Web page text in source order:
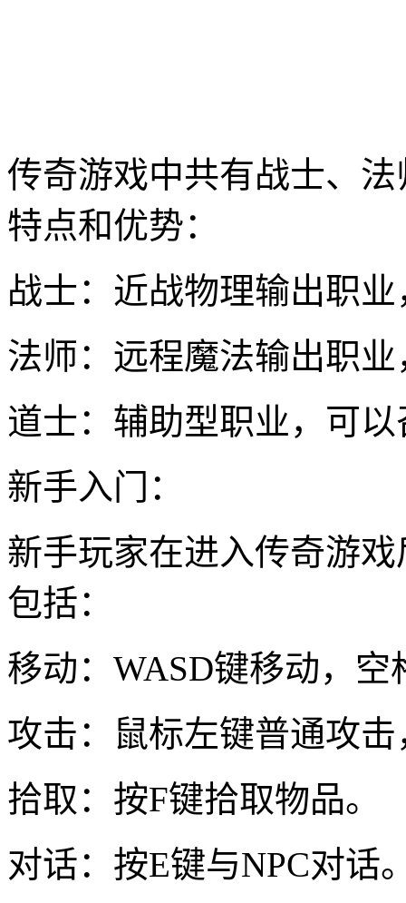
传奇游戏中共有战士、
特点和优势：
战士：近战物理输出职
法师：远程魔法输出职
道士：辅助型职业，可
新手入门：
新手玩家在进入传奇游
包括：
移动：WASD键移动，空
攻击：鼠标左键普通攻
拾取：按F键拾取物品。
对话：按E键与NPC对话